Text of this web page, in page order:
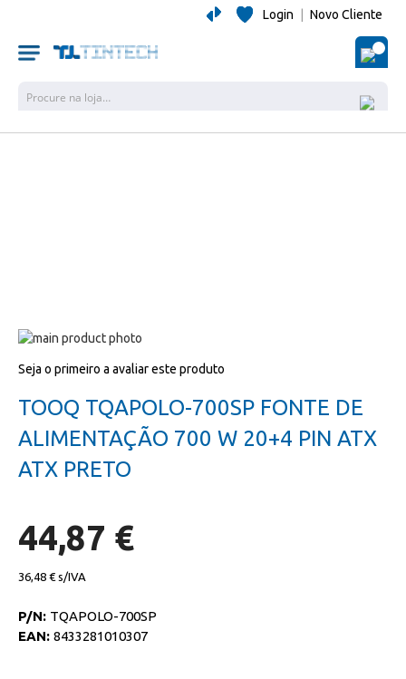
Login Novo Cliente
O
Salte
o
galeria
de
imagens
para
início
da
galeria
de
Seja o primeiro a avaliar este produto
TOOQ TQAPOLO-700SP FONTE DE
ALIMENTAÇÃO 700 W 20+4 PIN ATX
ATX PRETO
44,87 €
36,48 €
P/N: TQAPOLO-700SP
EAN: 8433281010307